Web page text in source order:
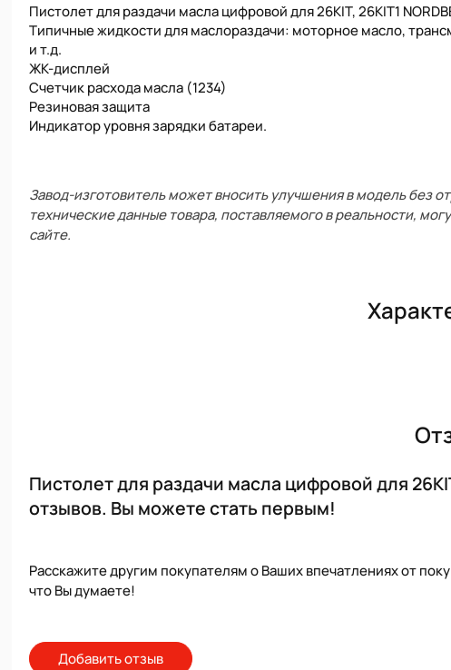
Пистолет для раздачи масла цифровой для 26KIT, 26KIT1
Типичные жидкости для маслораздачи: моторное масло,
и т.д.
ЖК-дисплей
Счетчик расхода масла (1234)
Резиновая защита
Индикатор уровня зарядки батареи.
Завод-изготовитель может вносить улучшения в модель без
технические данные товара, поставляемого в реальности,
сайте.
Пистолет для раздачи масла цифровой для
отзывов. Вы можете стать первым!
Расскажите другим покупателям о Ваших впечатлениях от
что Вы думаете!
Добавить отзыв